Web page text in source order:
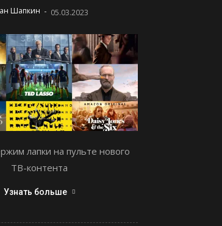
Шапкин - 05.03.2023
лапки на пульте нового
ТВ-контента
Узнать больше